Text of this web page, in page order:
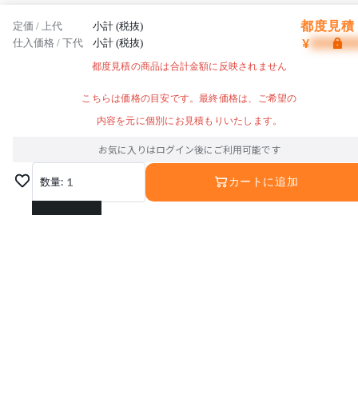
定価 / 上代 小計 (税抜) 都度見積
仕入価格 / 下代 小計 (税抜) ¥
都度見積の商品は合計金額に反映されません
こちらは価格の目安です。最終価格は、ご希望の
内容を元に個別にお見積もりいたします。
お気に入りはログイン後にご利用可能です
数量: 1
1
カートに追加